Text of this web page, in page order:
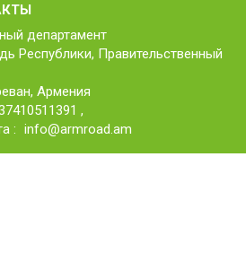
департамент
Республики, Правительственный
Армения
,
: info@armroad.am